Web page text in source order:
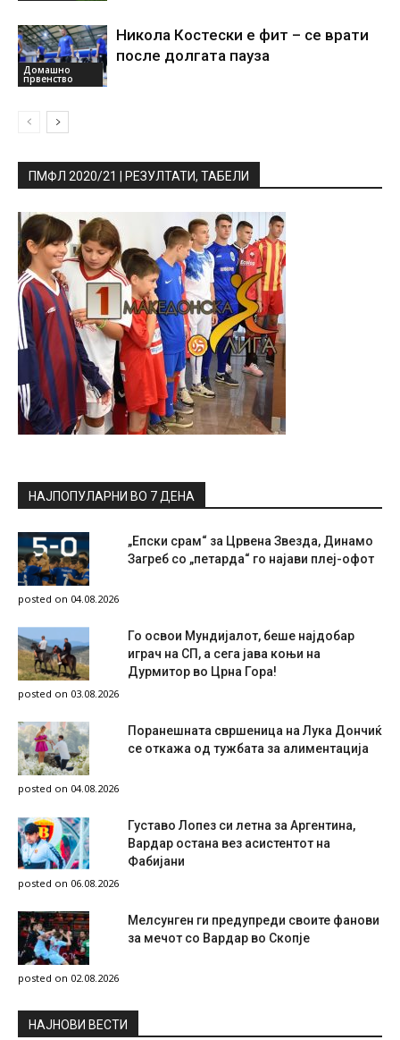
Домашно
првенство
Никола Костески е фит – се врати
после долгата пауза
ПМФЛ 2020/21 | РЕЗУЛТАТИ, ТАБЕЛИ
НАЈПОПУЛАРНИ ВО 7 ДЕНА
„Епски срам“ за Црвена Звезда, Динамо
Загреб со „петарда“ го најави плеј-офот
posted on 04.08.2026
Го освои Мундијалот, беше најдобар
играч на СП, а сега јава коњи на
Дурмитор во Црна Гора!
posted on 03.08.2026
Поранешната свршеница на Лука Дончиќ
се откажа од тужбата за алиментација
posted on 04.08.2026
Густаво Лопез си летна за Аргентина,
Вардар остана вез асистентот на
Фабијани
posted on 06.08.2026
Мелсунген ги предупреди своите фанови
за мечот со Вардар во Скопје
posted on 02.08.2026
НAЈНОВИ ВЕСТИ